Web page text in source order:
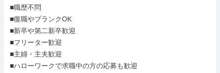
■職歴不問
■復職やブランクOK
■新卒や第二新卒歓迎
■フリーター歓迎
■主婦・主夫歓迎
■ハローワークで求職中の方の応募も歓迎